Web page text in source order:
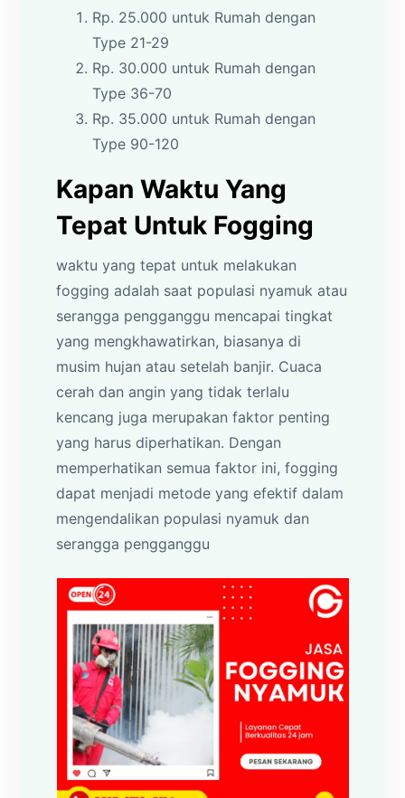
Rp. 25.000 untuk Rumah dengan
Type 21-29
Rp. 30.000 untuk Rumah dengan
Type 36-70
Rp. 35.000 untuk Rumah dengan
Type 90-120
Kapan Waktu Yang
Tepat Untuk Fogging
waktu yang tepat untuk melakukan
fogging adalah saat populasi nyamuk atau
serangga pengganggu mencapai tingkat
yang mengkhawatirkan, biasanya di
musim hujan atau setelah banjir. Cuaca
cerah dan angin yang tidak terlalu
kencang juga merupakan faktor penting
yang harus diperhatikan. Dengan
memperhatikan semua faktor ini, fogging
dapat menjadi metode yang efektif dalam
mengendalikan populasi nyamuk dan
serangga pengganggu